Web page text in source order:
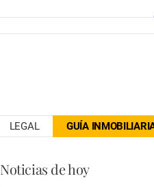
LEGAL GUÍA
Noticias de hoy